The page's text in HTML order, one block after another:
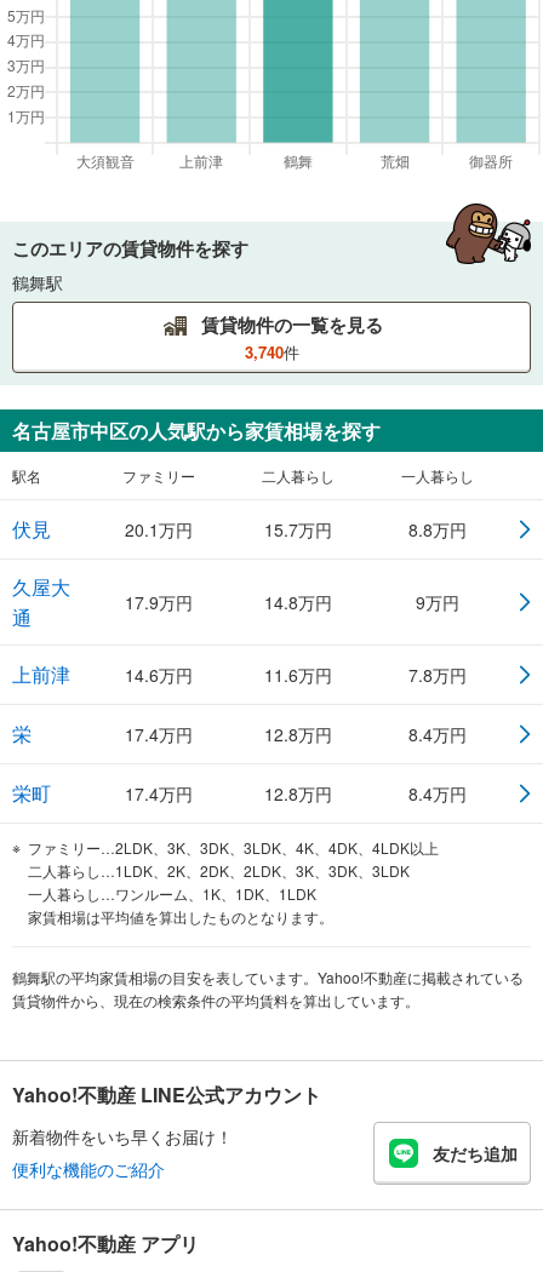
このエリアの賃貸物件を探す
鶴舞駅
賃貸物件の一覧を見る
3,740件
名古屋市中区の人気駅から家賃相場を探す
駅名 ファミリー 二人暮らし 一人暮らし
伏見 20.1万円 15.7万円 8.8万円
久屋大
通
17.9万円 14.8万円 9万円
上前津 14.6万円 11.6万円 7.8万円
栄 17.4万円 12.8万円 8.4万円
栄町 17.4万円 12.8万円 8.4万円
ファミリー…2LDK、3K、3DK、3LDK、4K、4DK、4LDK以上
二人暮らし…1LDK、2K、2DK、2LDK、3K、3DK、3LDK
一人暮らし…ワンルーム、1K、1DK、1LDK
家賃相場は平均値を算出したものとなります。
鶴舞駅の平均家賃相場の目安を表しています。Yahoo!不動産に掲載されている
賃貸物件から、現在の検索条件の平均賃料を算出しています。
Yahoo!不動産 LINE公式アカウント
新着物件をいち早くお届け！
便利な機能のご紹介
友だち追加
Yahoo!不動産 アプリ